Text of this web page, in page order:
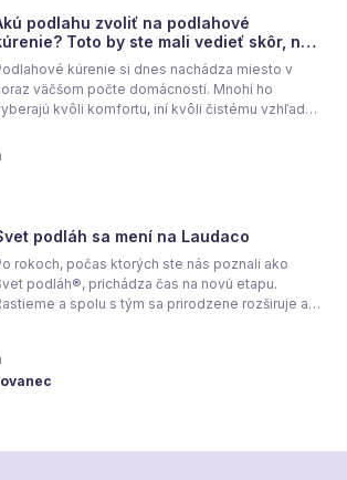
podlahu zvoliť na podlahové
Toto by ste mali vedieť skôr, než
rozhodnetekúrenie si dnes nachádza miesto v
väčšom počte domácností. Mnohí ho
kvôli komfortu, iní kvôli čistému vzhľadu
na pocit tepla v miestnosti, ale aj na
spotrebu energie a celkové fungovanie kúrenia.
podláh sa mení na Laudaco
rokoch, počas ktorých ste nás poznali ako
podláh®, prichádza čas na novú etapu.
a spolu s tým sa prirodzene rozširuje aj
identitou. Naším cieľom je, aby každý
krok stál za to.